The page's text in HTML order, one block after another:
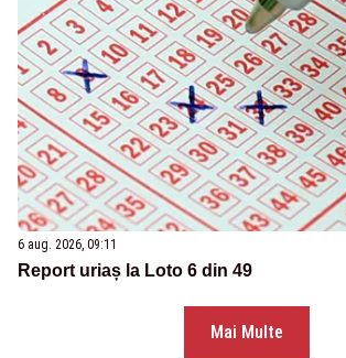
6 aug. 2026, 09:11
Report uriaș la Loto 6 din 49
Mai Multe